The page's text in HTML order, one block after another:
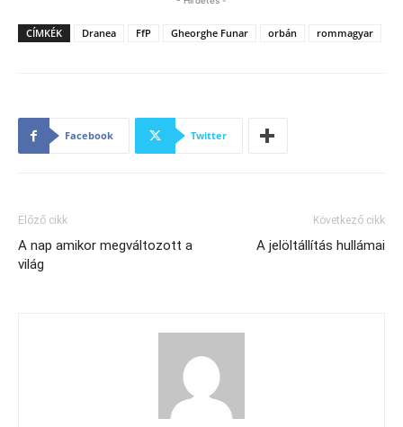
CÍMKÉK Dranea FfP Gheorghe Funar orbán rommagyar
Facebook Twitter
Előző cikk
A nap amikor megváltozott a
világ
Következő cikk
A jelöltállítás hullámai